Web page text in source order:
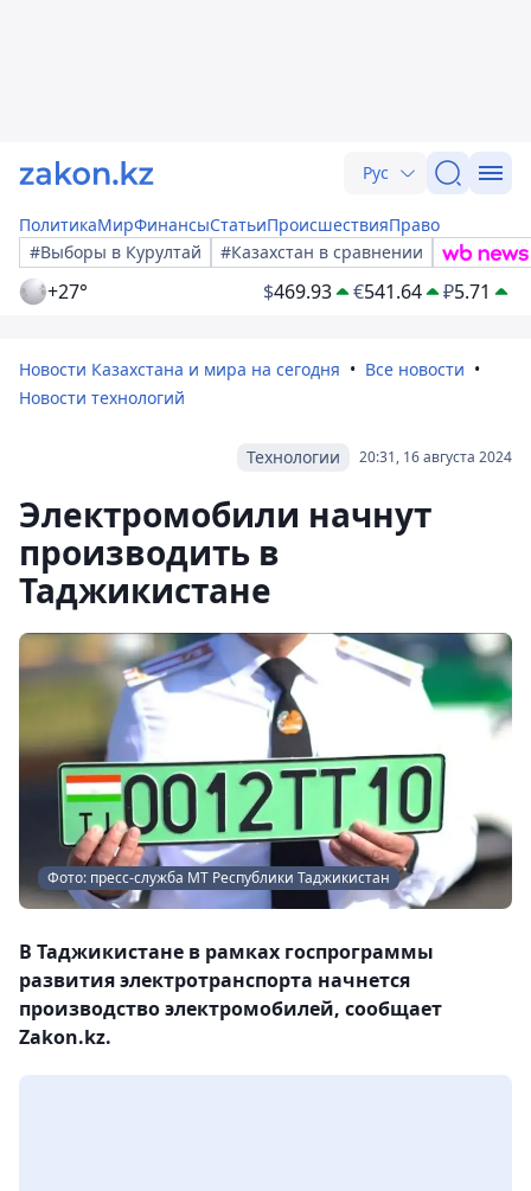
Рус
ПолитикаМирФинансыСтатьиПроисшествияПраво
#Выборы в Курултай
#Казахстан в сравнении
+27° $469.93 €541.64 ₽5.71
Новости Казахстана и мира на сегодня
Все новости
Новости технологий
20:31, 16 августа 2024
Технологии
Электромобили начнут
производить в
Таджикистане
Фото: пресс-служба МТ Республики Таджикистан
В Таджикистане в рамках госпрограммы
развития электротранспорта начнется
производство электромобилей, сообщает
Zakon.kz.